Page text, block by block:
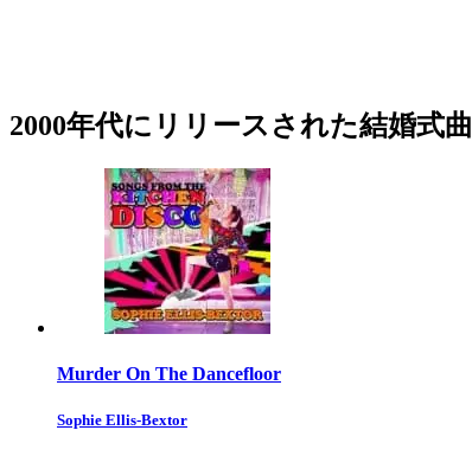
2000年代にリリースされた結婚式曲
Murder On The Dancefloor
Sophie Ellis-Bextor